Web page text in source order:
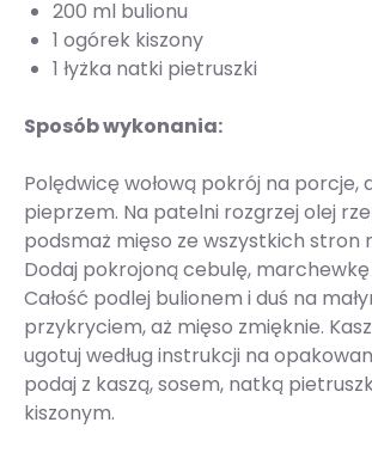
200 ml bulionu
1 ogórek kiszony
1 łyżka natki pietruszki
Sposób wykonania:
Polędwicę wołową pokrój na porcje,
pieprzem. Na patelni rozgrzej olej
podsmaż mięso ze wszystkich stron
Dodaj pokrojoną cebulę,
Całość podlej bulionem i duś na
przykryciem, aż mięso zmięknie.
ugotuj według instrukcji na
podaj z kaszą, sosem, natką
kiszonym.